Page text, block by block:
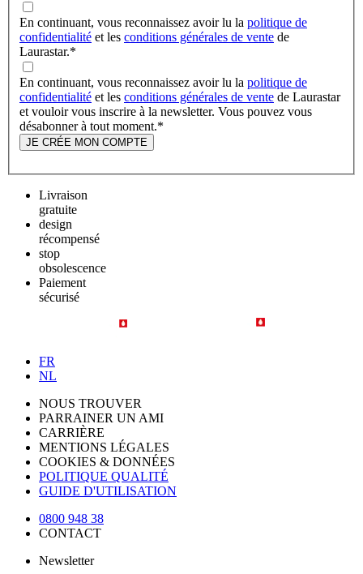
En continuant, vous reconnaissez avoir lu la politique de
confidentialité et les conditions générales de vente de
Laurastar.*
En continuant, vous reconnaissez avoir lu la politique de
confidentialité et les conditions générales de vente de Laurastar
et vouloir vous inscrire à la newsletter. Vous pouvez vous
désabonner à tout moment.*
JE CRÉE MON COMPTE
Livraison
gratuite
design
récompensé
stop
obsolescence
Paiement
sécurisé
FR
NL
NOUS TROUVER
PARRAINER UN AMI
CARRIÈRE
MENTIONS LÉGALES
COOKIES & DONNÉES
POLITIQUE QUALITÉ
GUIDE D'UTILISATION
0800 948 38
CONTACT
Newsletter